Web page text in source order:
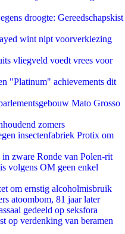
droogte: Gereedschapskist
wint nipt voorverkiezing
vliegveld voedt vrees voor
"Platinum" achievements dit
Mato Grosso
zomers
insectenfabriek Protix om
zware Ronde van Polen-rit
volgens OM geen enkel
om ernstig alcoholmisbruik
atoombom, 81 jaar later
gedeeld op seksfora
op verdenking van beramen